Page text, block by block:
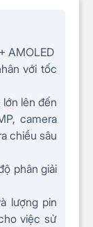
nit
Pixel
AMOLED
với tốc
lên đến
camera
chiều sâu
phân giải
lượng pin
việc sử